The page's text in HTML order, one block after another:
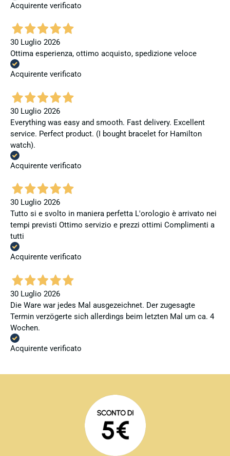
Acquirente verificato
30 Luglio 2026
Ottima esperienza, ottimo acquisto, spedizione veloce
Acquirente verificato
30 Luglio 2026
Everything was easy and smooth. Fast delivery. Excellent
service. Perfect product. (I bought bracelet for Hamilton
watch).
Acquirente verificato
30 Luglio 2026
Tutto si e svolto in maniera perfetta L'orologio è arrivato nei
tempi previsti Ottimo servizio e prezzi ottimi Complimenti a
tutti
Acquirente verificato
30 Luglio 2026
Die Ware war jedes Mal ausgezeichnet. Der zugesagte
Termin verzögerte sich allerdings beim letzten Mal um ca. 4
Wochen.
Acquirente verificato